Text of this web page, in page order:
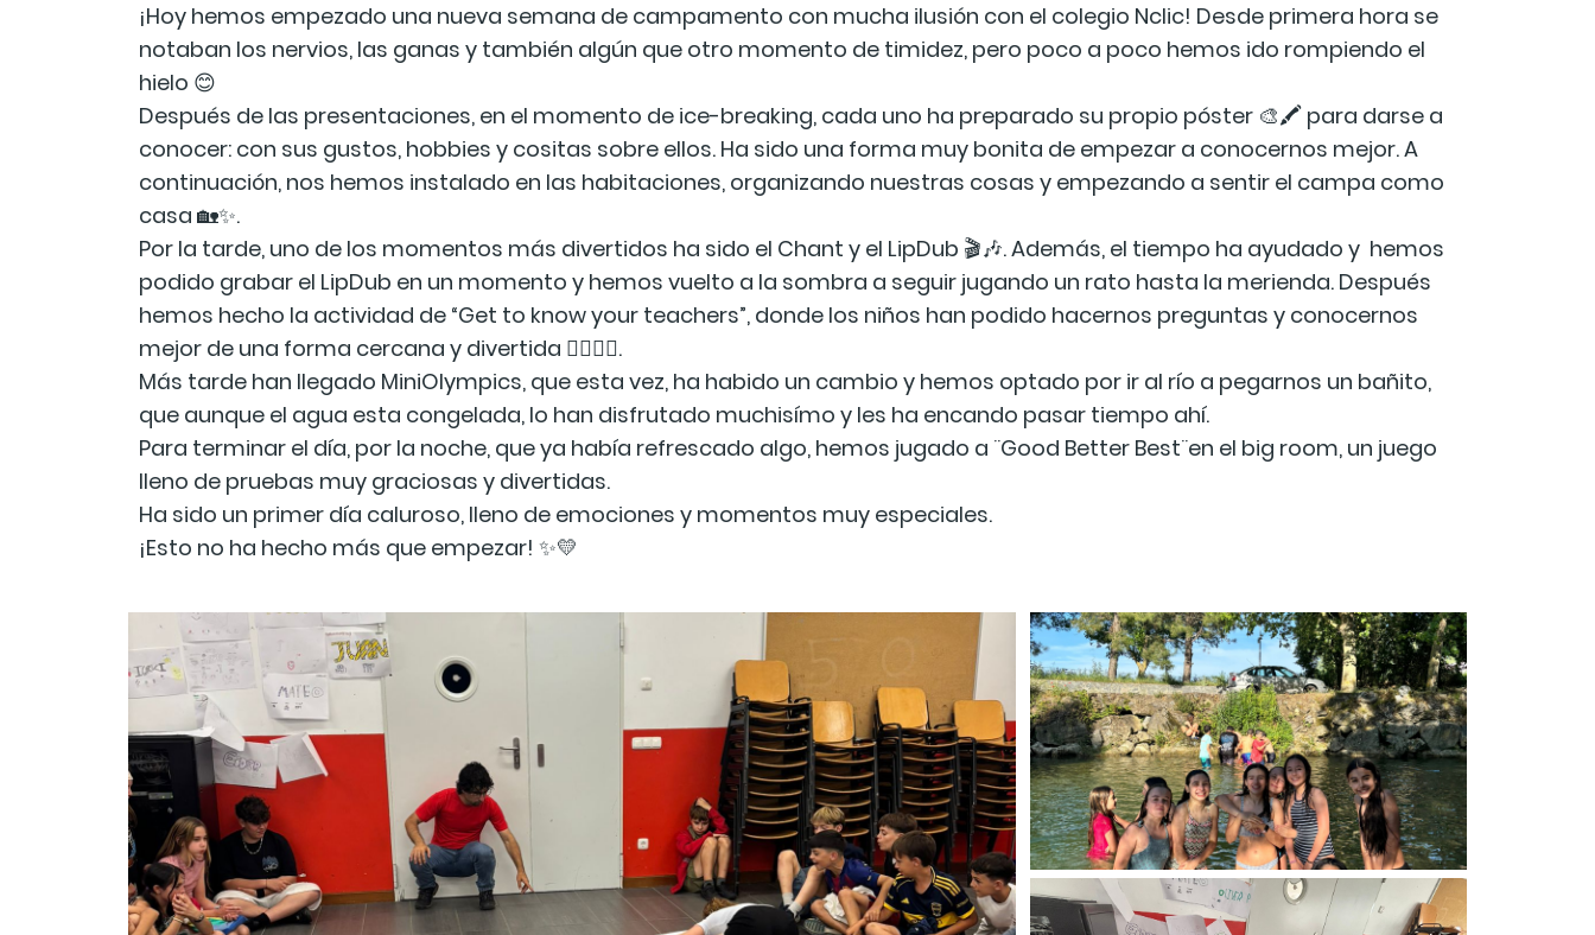
¡Hoy hemos empezado una nueva semana de campamento con mucha ilusión con el colegio Nclic! Desde primera hora se
notaban los nervios, las ganas y también algún que otro momento de timidez, pero poco a poco hemos ido rompiendo el
hielo 😊
Después de las presentaciones, en el momento de ice-breaking, cada uno ha preparado su propio póster 🎨🖍️ para darse a
conocer: con sus gustos, hobbies y cositas sobre ellos. Ha sido una forma muy bonita de empezar a conocernos mejor. A
continuación, nos hemos instalado en las habitaciones, organizando nuestras cosas y empezando a sentir el campa como
casa 🏡✨.
Por la tarde, uno de los momentos más divertidos ha sido el Chant y el LipDub 🎬🎶. Además, el tiempo ha ayudado y hemos
podido grabar el LipDub en un momento y hemos vuelto a la sombra a seguir jugando un rato hasta la merienda. Después
hemos hecho la actividad de “Get to know your teachers”, donde los niños han podido hacernos preguntas y conocernos
mejor de una forma cercana y divertida 🙋‍♀️🙋‍♂️.
Más tarde han llegado MiniOlympics, que esta vez, ha habido un cambio y hemos optado por ir al río a pegarnos un bañito,
que aunque el agua esta congelada, lo han disfrutado muchisímo y les ha encando pasar tiempo ahí.
Para terminar el día, por la noche, que ya había refrescado algo, hemos jugado a ¨Good Better Best¨en el big room, un juego
lleno de pruebas muy graciosas y divertidas.
Ha sido un primer día caluroso, lleno de emociones y momentos muy especiales.
¡Esto no ha hecho más que empezar! ✨💛